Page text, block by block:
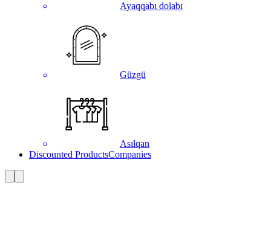
Ayaqqabı dolabı
Güzgü
Asılqan
Discounted ProductsCompanies